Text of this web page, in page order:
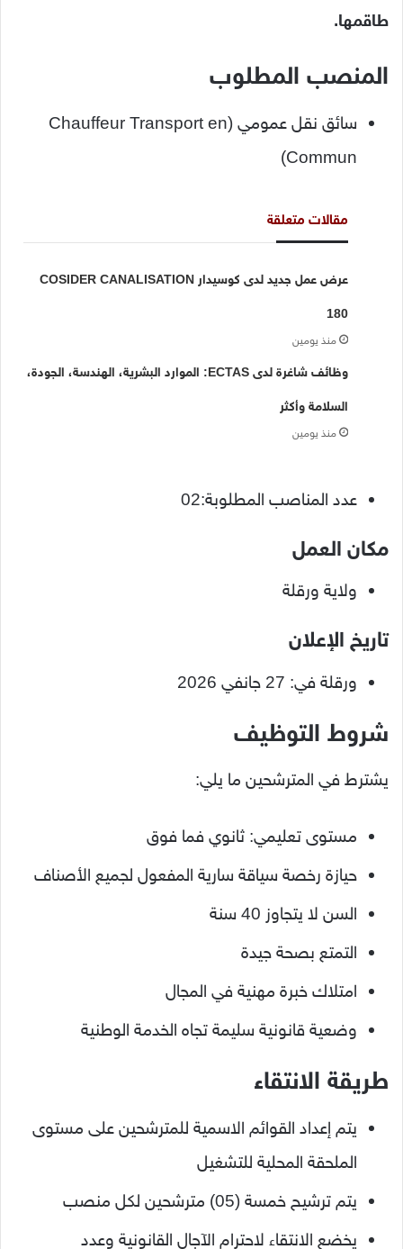
طاقمها.
المنصب المطلوب
سائق نقل عمومي (Chauffeur Transport en
Commun)
مقالات متعلقة
عرض عمل جديد لدى كوسيدار COSIDER CANALISATION
180
منذ يومين
وظائف شاغرة لدى ECTAS: الموارد البشرية، الهندسة، الجودة،
السلامة وأكثر
منذ يومين
عدد المناصب المطلوبة:02
مكان العمل
ولاية ورقلة
تاريخ الإعلان
ورقلة في: 27 جانفي 2026
شروط التوظيف
يشترط في المترشحين ما يلي:
مستوى تعليمي: ثانوي فما فوق
حيازة رخصة سياقة سارية المفعول لجميع الأصناف
السن لا يتجاوز 40 سنة
التمتع بصحة جيدة
امتلاك خبرة مهنية في المجال
وضعية قانونية سليمة تجاه الخدمة الوطنية
طريقة الانتقاء
يتم إعداد القوائم الاسمية للمترشحين على مستوى
الملحقة المحلية للتشغيل
يتم ترشيح خمسة (05) مترشحين لكل منصب
يخضع الانتقاء لاحترام الآجال القانونية وعدد